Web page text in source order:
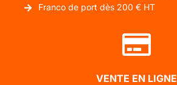
Franco de port dès 200 € HT
VENTE EN LIGNE